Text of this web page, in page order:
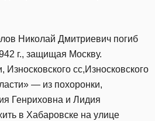
Николай Дмитриевич погиб
г., защищая Москву.
Износковского сс,Износковского
— из похоронки,
Генриховна и Лидия
в Хабаровске на улице